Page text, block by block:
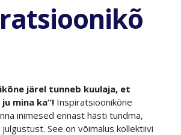
järel tunneb kuulaja, et
mina ka“! Inspiratsioonikõne
inimesed ennast hästi tundma,
See on võimalus kollektiivi